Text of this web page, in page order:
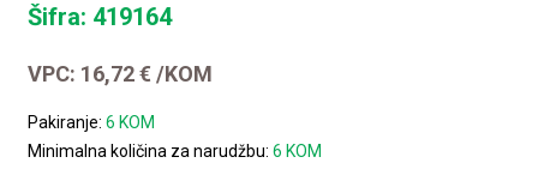
Šifra: 419164
VPC: 16,72€ /KOM
Pakiranje:6 KOM
Minimalna količina za narudžbu:6 KOM